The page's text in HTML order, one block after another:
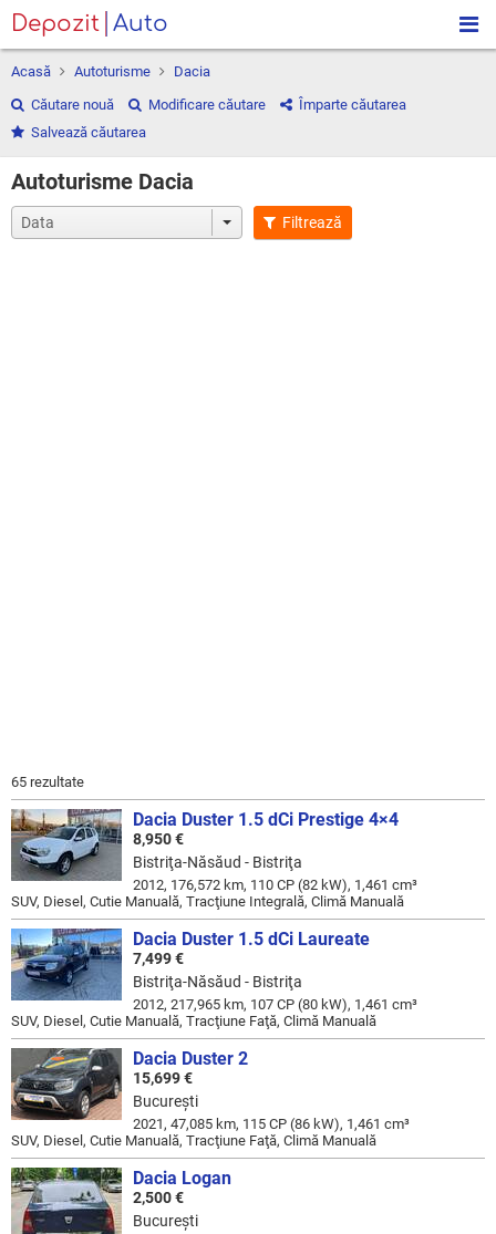
Depozit Auto
Acasă Autoturisme
Dacia
Căutare nouă
Modificare căutare
Împarte căutarea
Salvează căutarea
Autoturisme Dacia
Filtrează
65 rezultate
Dacia Duster 1.5 dCi Prestige 4×4
8,950 €
Bistriţa-Năsăud - Bistriţa
2012, 176,572 km, 110 CP (82 kW), 1,461 cm³
SUV, Diesel, Cutie Manuală, Tracţiune Integrală, Climă Manuală
Dacia Duster 1.5 dCi Laureate
7,499 €
Bistriţa-Năsăud - Bistriţa
2012, 217,965 km, 107 CP (80 kW), 1,461 cm³
SUV, Diesel, Cutie Manuală, Tracţiune Faţă, Climă Manuală
Dacia Duster 2
15,699 €
Bucureşti
2021, 47,085 km, 115 CP (86 kW), 1,461 cm³
SUV, Diesel, Cutie Manuală, Tracţiune Faţă, Climă Manuală
Dacia Logan
2,500 €
Bucureşti